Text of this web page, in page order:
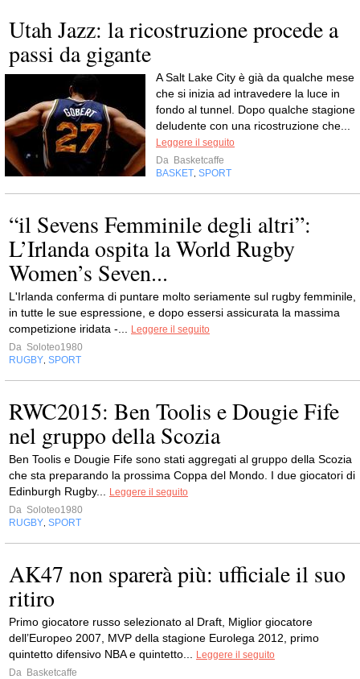
Utah Jazz: la ricostruzione procede a
passi da gigante
A Salt Lake City è già da qualche mese
che si inizia ad intravedere la luce in
fondo al tunnel. Dopo qualche stagione
deludente con una ricostruzione che...
Leggere il seguito
Da Basketcaffe
BASKET SPORT
“il Sevens Femminile degli altri”:
L’Irlanda ospita la World Rugby
Women’s Seven...
L'Irlanda conferma di puntare molto seriamente sul rugby femminile,
in tutte le sue espressione, e dopo essersi assicurata la massima
competizione iridata -...
Leggere il seguito
Da Soloteo1980
RUGBY SPORT
RWC2015: Ben Toolis e Dougie Fife
nel gruppo della Scozia
Ben Toolis e Dougie Fife sono stati aggregati al gruppo della Scozia
che sta preparando la prossima Coppa del Mondo. I due giocatori di
Edinburgh Rugby...
Leggere il seguito
Da Soloteo1980
RUGBY SPORT
AK47 non sparerà più: ufficiale il suo
ritiro
Primo giocatore russo selezionato al Draft, Miglior giocatore
dell’Europeo 2007, MVP della stagione Eurolega 2012, primo
quintetto difensivo NBA e quintetto...
Leggere il seguito
Da Basketcaffe